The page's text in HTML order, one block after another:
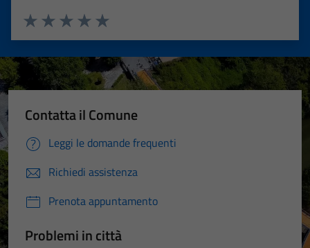
Valuta 5 stelle su 5
Valuta 4 stelle su 5
Valuta 3 stelle su 5
Valuta 2 stelle su 5
Valuta 1 stelle su 5
Contatta il Comune
Leggi le domande frequenti
Richiedi assistenza
Prenota appuntamento
Problemi in città